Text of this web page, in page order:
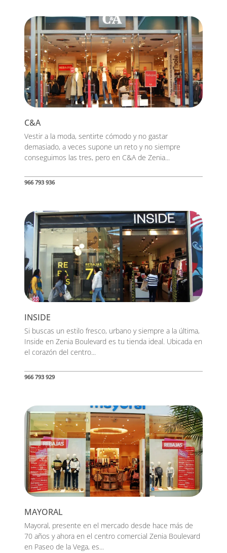
C&A
Vestir a la moda, sentirte cómodo y no gastar
demasiado, a veces supone un reto y no siempre
conseguimos las tres, pero en C&A de Zenia...
966 793 936
INSIDE
Si buscas un estilo fresco, urbano y siempre a la última,
Inside en Zenia Boulevard es tu tienda ideal. Ubicada en
el corazón del centro...
966 793 929
MAYORAL
Mayoral, presente en el mercado desde hace más de
70 años y ahora en el centro comercial Zenia Boulevard
en Paseo de la Vega, es...